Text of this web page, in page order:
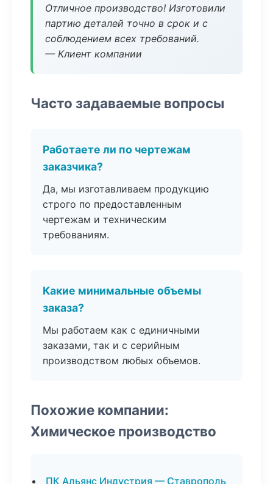
Отличное производство! Изготовили
партию деталей точно в срок и с
соблюдением всех требований.
— Клиент компании
Часто задаваемые вопросы
Работаете ли по чертежам
заказчика?
Да, мы изготавливаем продукцию
строго по предоставленным
чертежам и техническим
требованиям.
Какие минимальные объемы
заказа?
Мы работаем как с единичными
заказами, так и с серийным
производством любых объемов.
Похожие компании:
Химическое производство
ПК Альянс Индустрия — Ставрополь